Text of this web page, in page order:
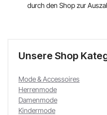
durch den Shop zur
Unsere Shop
Mode & Accessoires
Herrenmode
Damenmode
Kindermode